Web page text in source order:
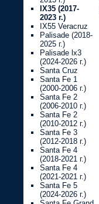
IX35 (2017-
2023 г.)
IX55 Veracruz
Palisade (2018-
2025 г.)
Palisade lx3
(2024-2026 г.)
Santa Cruz
Santa Fe 1
(2000-2006 г.)
Santa Fe 2
(2006-2010 г.)
Santa Fe 2
(2010-2012 г.)
Santa Fe 3
(2012-2018 г.)
Santa Fe 4
(2018-2021 г.)
Santa Fe 4
(2021-2021 г.)
Santa Fe 5
(2024-2026 г.)